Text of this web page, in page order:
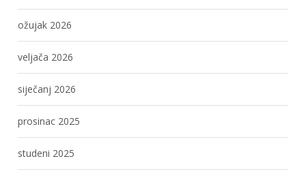
ožujak 2026
veljača 2026
siječanj 2026
prosinac 2025
studeni 2025